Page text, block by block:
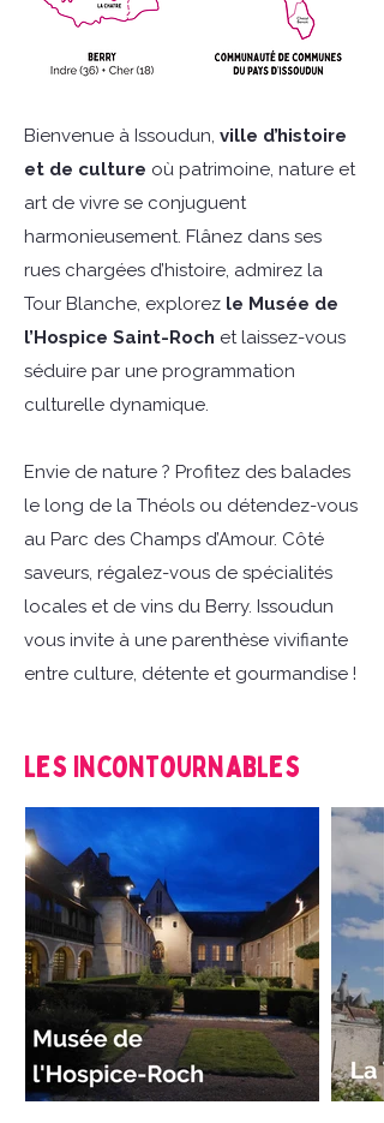
Bienvenue à Issoudun, ville d’histoire
et de culture où patrimoine, nature et
art de vivre se conjuguent
harmonieusement. Flânez dans ses
rues chargées d’histoire, admirez la
Tour Blanche, explorez le Musée de
l’Hospice Saint-Roch et laissez-vous
séduire par une programmation
culturelle dynamique.
Envie de nature ? Profitez des balades
le long de la Théols ou détendez-vous
au Parc des Champs d’Amour. Côté
saveurs, régalez-vous de spécialités
locales et de vins du Berry. Issoudun
vous invite à une parenthèse vivifiante
entre culture, détente et gourmandise !
Les incontournables